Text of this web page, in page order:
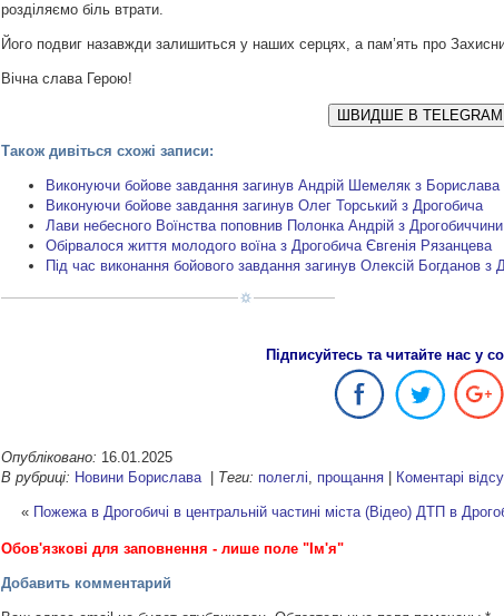
розділяємо біль втрати.
Його подвиг назавжди залишиться у наших серцях, а пам’ять про
Вічна слава Герою!
ШВИДШЕ В ТELEGRAM
Також дивіться схожі записи:
Виконуючи бойове завдання загинув Андрій Шемеляк з Борислава
Виконуючи бойове завдання загинув Олег Торський з Дрогобича
Лави небесного Воїнства поповнив Полонка Андрій з Дрогобиччини
Обірвалося життя молодого воїна з Дрогобича Євгенія Рязанцева
Під час виконання бойового завдання загинув Олексій Богданов з
Підписуйтесь та читайте нас у
Опубліковано: 16.01.2025
В рубриці: Новини Борислава | Теги: полеглі прощання | Коментарі
« Пожежа в Дрогобичі в центральній частині міста (Відео) ДТП в
Обов'язкові для заповнення - лише поле "Ім'я"
Добавить комментарий